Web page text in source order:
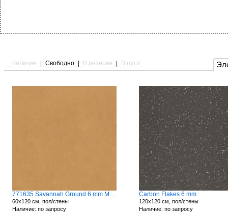
Наличие Свободно В резерве В пути
771635 Savannah Ground 6 mm Matte
60x120 см, пол/стены
Наличие: по запросу
Carbon Flakes 6 mm
120x120 см, пол/стены
Наличие: по запросу